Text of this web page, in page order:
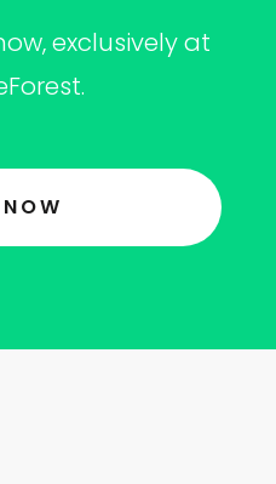
exclusively at